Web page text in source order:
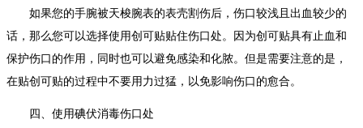
如果您的手腕被天梭腕表的表壳割伤后，伤口较浅且出血较少的
话，那么您可以选择使用创可贴贴住伤口处。因为创可贴具有止血和
保护伤口的作用，同时也可以避免感染和化脓。但是需要注意的是，
在贴创可贴的过程中不要用力过猛，以免影响伤口的愈合。
四、使用碘伏消毒伤口处